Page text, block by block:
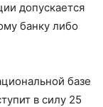
допускается
банку либо
базе
в силу 25